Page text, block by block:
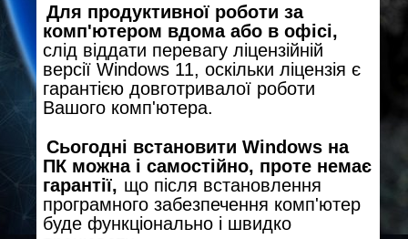
Для продуктивної роботи за
комп'ютером вдома або в офісі,
слід віддати перевагу ліцензійній
версії Windows 11, оскільки ліцензія є
гарантією довготривалої роботи
Вашого комп'ютера.
Сьогодні встановити Windows на
ПК можна і самостійно, проте немає
гарантії, що після встановлення
програмного забезпечення комп'ютер
буде функціонально і швидко